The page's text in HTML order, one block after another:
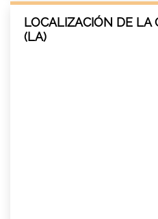
LOCALIZACIÓN DE LA
(LA)